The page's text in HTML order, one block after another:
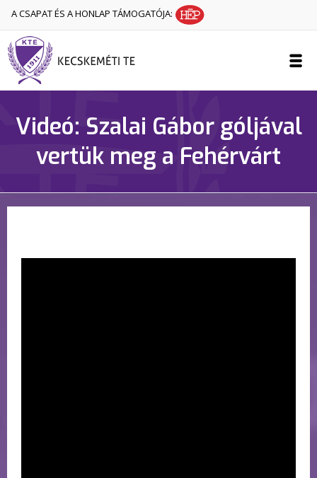
A CSAPAT ÉS A HONLAP TÁMOGATÓJA:
Videó: Szalai Gábor góljával
vertük meg a Fehérvárt